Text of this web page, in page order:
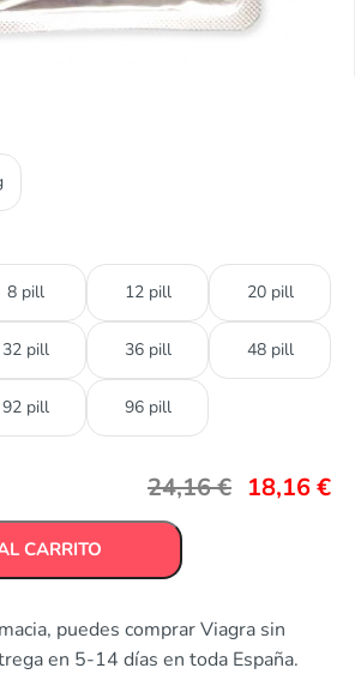
8 pill 12 pill 20 pill
32 pill 36 pill 48 pill
92 pill 96 pill
24,16€ 18,16€
CARRITO
puedes comprar Viagra sin
en 5-14 días en toda España.